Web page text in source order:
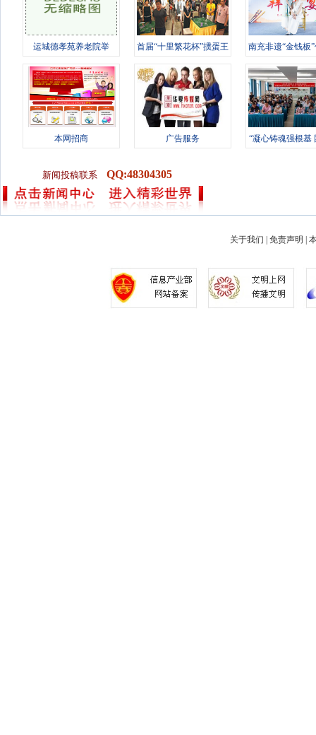
运城德孝苑养老院举
首届“十里繁花杯”掼蛋王
南充非遗“金钱板
本网招商 广告服务
“凝心铸魂强根基
新闻投稿联系 QQ:48304305
关于我们 免责声明